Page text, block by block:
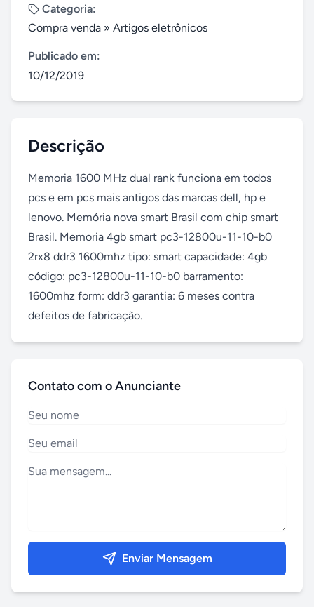
Categoria:
Compra venda » Artigos eletrônicos
Publicado em:
10/12/2019
Descrição
Memoria 1600 MHz dual rank funciona em todos
pcs e em pcs mais antigos das marcas dell, hp e
lenovo. Memória nova smart Brasil com chip smart
Brasil. Memoria 4gb smart pc3-12800u-11-10-b0
2rx8 ddr3 1600mhz tipo: smart capacidade: 4gb
código: pc3-12800u-11-10-b0 barramento:
1600mhz form: ddr3 garantia: 6 meses contra
defeitos de fabricação.
Contato com o Anunciante
Enviar Mensagem